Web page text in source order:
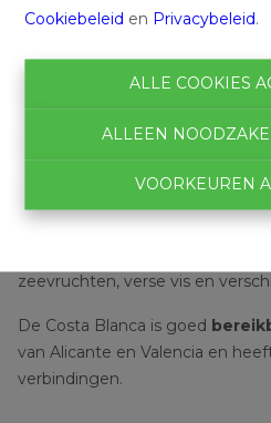
Cookiebeleid en Privacybeleid.
ALLE COOKIES
ALLEEN
VOORKEUREN
appartementen met zeezicht.
met zijn beroemde Peñon de
en zijn boulevard
pittoreske dorp Guadalest.
zeevruchten, verse vis en
De Costa Blanca is goed
van Alicante en Valencia en
verbindingen.